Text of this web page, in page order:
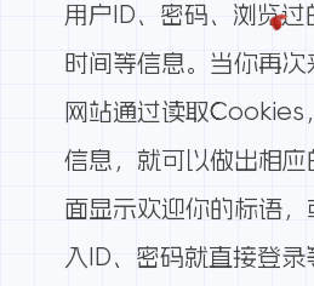
用户ID、密码、浏览
时间等信息。当你再次
网站通过读取Cookies
信息，就可以做出相应
面显示欢迎你的标语
入ID、密码就直接登